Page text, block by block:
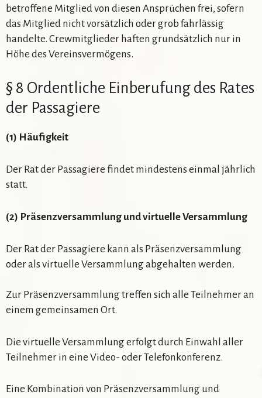
betroffene Mitglied von diesen Ansprüchen frei, sofern
das Mitglied nicht vorsätzlich oder grob fahrlässig
handelte. Crewmitglieder haften grundsätzlich nur in
Höhe des Vereinsvermögens.
§ 8 Ordentliche Einberufung des Rates
der Passagiere
(1) Häufigkeit
Der Rat der Passagiere findet mindestens einmal jährlich
statt.
(2) Präsenzversammlung und virtuelleVersammlung
Der Rat der Passagiere kann als Präsenzversammlung
oder als virtuelle Versammlung abgehalten werden.
Zur Präsenzversammlung treffen sich alle Teilnehmer an
einem gemeinsamen Ort.
Die virtuelle Versammlung erfolgt durch Einwahl aller
Teilnehmer in eine Video- oder Telefonkonferenz.
Eine Kombination von Präsenzversammlung und